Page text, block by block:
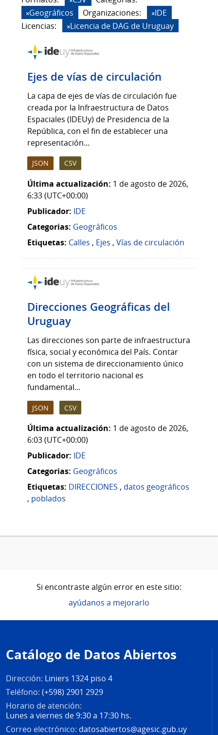
Geográficos
Organizaciones:
IDE
Licencias:
Licencia de DAG de Uruguay
Ejes de vías de circulación
La capa de ejes de vías de circulación fue
creada por la Infraestructura de Datos
Espaciales (IDEUy) de Presidencia de la
República, con el fin de establecer una
representación...
JSON CSV
Última actualización: 1 de agosto de 2026,
6:33 (UTC+00:00)
Publicador: IDE
Categorias: Geográficos
Etiquetas: Calles , Ejes , Vías de circulación
Direcciones Geográficas del
Uruguay
Las direcciones son parte de infraestructura
física, social y económica del País. Contar
con un sistema de direccionamiento único
en todo el territorio nacional es
fundamental...
JSON CSV
Última actualización: 1 de agosto de 2026,
6:03 (UTC+00:00)
Publicador: IDE
Categorias: Geográficos
Etiquetas: DIRECCIONES , datos geográficos
, poblados
Si encontraste algún error en este sitio:
ayúdanos a mejorarlo
de
página
Catálogo de Datos Abiertos
Dirección: Liniers 1324 piso 4
Teléfono: (+598) 2901 2929
Horario de atención:
Lunes a viernes de 9:30 a 17:30 hs.
Correo electrónico: datosabiertos@agesic.gub.uy